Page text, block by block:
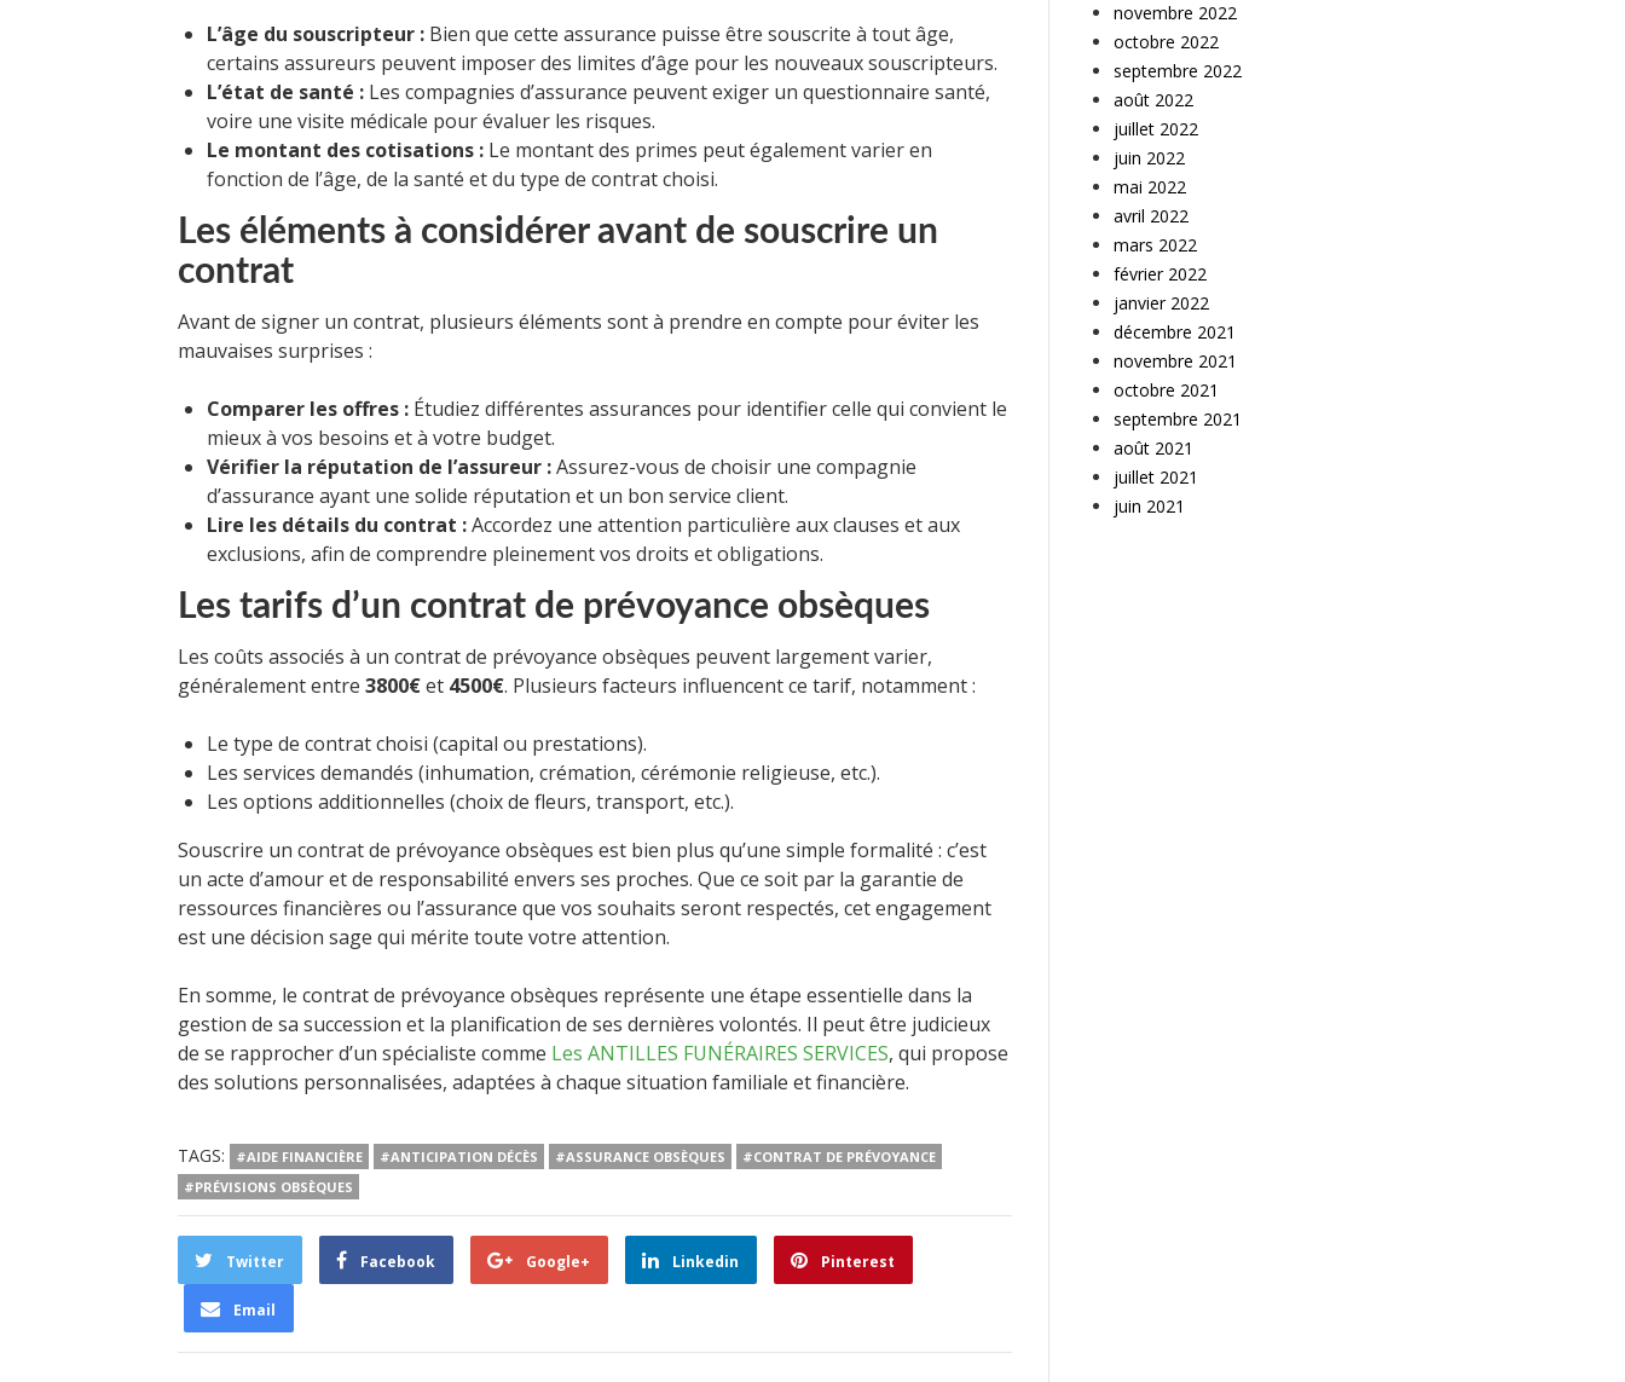
L’âge du souscripteur : Bien que cette assurance puisse être souscrite à tout âge,
certains assureurs peuvent imposer des limites d’âge pour les nouveaux souscripteurs.
L’état de santé : Les compagnies d’assurance peuvent exiger un questionnaire santé,
voire une visite médicale pour évaluer les risques.
Le montant des cotisations : Le montant des primes peut également varier en
fonction de l’âge, de la santé et du type de contrat choisi.
Les éléments à considérer avant de souscrire un
contrat
Avant de signer un contrat, plusieurs éléments sont à prendre en compte pour éviter les
mauvaises surprises :
Comparer les offres : Étudiez différentes assurances pour identifier celle qui convient le
mieux à vos besoins et à votre budget.
Vérifier la réputation de l’assureur :Assurez-vous de choisir une compagnie
d’assurance ayant une solide réputation et un bon service client.
Lire les détails du contrat :Accordez une attention particulière aux clauses et aux
exclusions, afin de comprendre pleinement vos droits et obligations.
Les tarifs d’un contrat de prévoyance obsèques
Les coûts associés à un contrat de prévoyance obsèques peuvent largement varier,
généralement entre 3800€et 4500€. Plusieurs facteurs influencent ce tarif, notamment :
Le type de contrat choisi (capital ou prestations).
Les services demandés (inhumation, crémation, cérémonie religieuse, etc.).
Les options additionnelles (choix de fleurs, transport, etc.).
Souscrire un contrat de prévoyance obsèques est bien plus qu’une simple formalité : c’est
un acte d’amour et de responsabilité envers ses proches. Que ce soit par la garantie de
ressources financières ou l’assurance que vos souhaits seront respectés, cet engagement
est une décision sage qui mérite toute votre attention.
En somme, le contrat de prévoyance obsèques représente une étape essentielle dans la
gestion de sa succession et la planification de ses dernières volontés. Il peut être judicieux
de se rapprocher d’un spécialiste comme Les ANTILLES FUNÉRAIRES SERVICES, qui propose
des solutions personnalisées, adaptées à chaque situation familiale et financière.
TAGS: #AIDE FINANCIÈRE #ANTICIPATION DÉCÈS #ASSURANCE OBSÈQUES
#CONTRAT DE PRÉVOYANCE
#PRÉVISIONS OBSÈQUES
Twitter Facebook Google+ Linkedin Pinterest
Email
novembre 2022
octobre 2022
septembre 2022
août 2022
juillet 2022
juin 2022
mai 2022
avril 2022
mars 2022
février 2022
janvier 2022
décembre 2021
novembre 2021
octobre 2021
septembre 2021
août 2021
juillet 2021
juin 2021